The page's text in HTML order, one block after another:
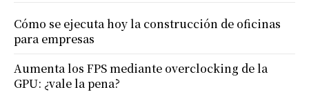
Cómo se ejecuta hoy la construcción de oficinas
para empresas
Aumenta los FPS mediante overclocking de la
GPU: ¿vale la pena?